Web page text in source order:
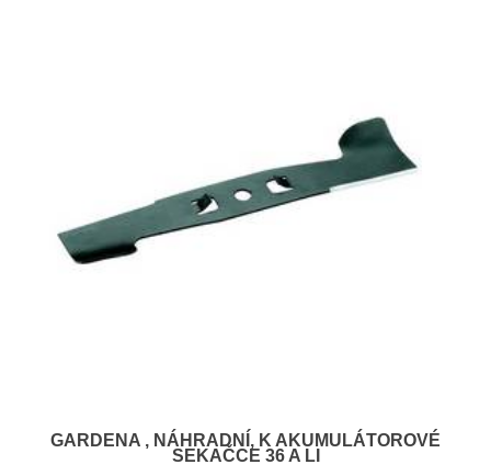
GARDENA , NÁHRADNÍ, K AKUMULÁTOROVÉ
SEKAČCE 36 A LI